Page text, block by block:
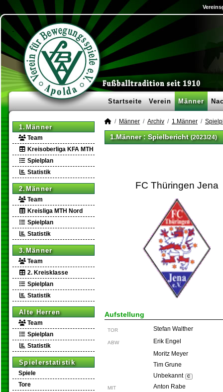
Startseite Verein Männer
1.Männer
Team
Kreisoberliga KFA MTH
Spielplan
Statistik
2.Männer
Team
Kreisliga MTH Nord
Spielplan
Statistik
3.Männer
Team
2. Kreisklasse
Spielplan
Statistik
Alte Herren
Team
Spielplan
Statistik
Spielerstatistik
Spiele
Tore
Männer Archiv 1.Männer
1.Männer :Spielbericht (2023/24)
FC Thüringen Jena
Aufstellung
TOR Stefan Walther
ABW
Erik Engel
Moritz Meyer
Tim Grune
Unbekannt
C
MIT
Anton Rabe